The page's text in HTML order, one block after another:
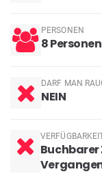
PERSONEN
8 Personen
DARF MAN
NEIN